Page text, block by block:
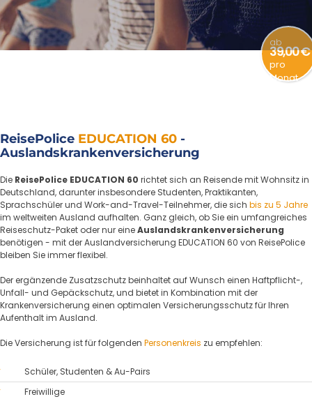
ReisePolice EDUCATION 60 -
Auslandskrankenversicherung
Die ReisePolice EDUCATION 60 richtet sich an Reisende mit Wohnsitz in
Deutschland, darunter insbesondere Studenten, Praktikanten,
Sprachschüler und Work-and-Travel-Teilnehmer, die sich bis zu 5 Jahre
im weltweiten Ausland aufhalten. Ganz gleich, ob Sie ein umfangreiches
Reiseschutz-Paket oder nur eineAuslandskrankenversicherung
benötigen - mit der Auslandversicherung EDUCATION 60 von ReisePolice
bleiben Sie immer flexibel.
Der ergänzende Zusatzschutz beinhaltet auf Wunsch einen Haftpflicht-,
Unfall- und Gepäckschutz, und bietet in Kombination mit der
Krankenversicherung einen optimalen Versicherungsschutz für Ihren
Aufenthalt im Ausland.
Die Versicherung ist für folgenden Personenkreis zu empfehlen:
Schüler, Studenten & Au-Pairs
Freiwillige
ab
39,00 €
pro
Monat